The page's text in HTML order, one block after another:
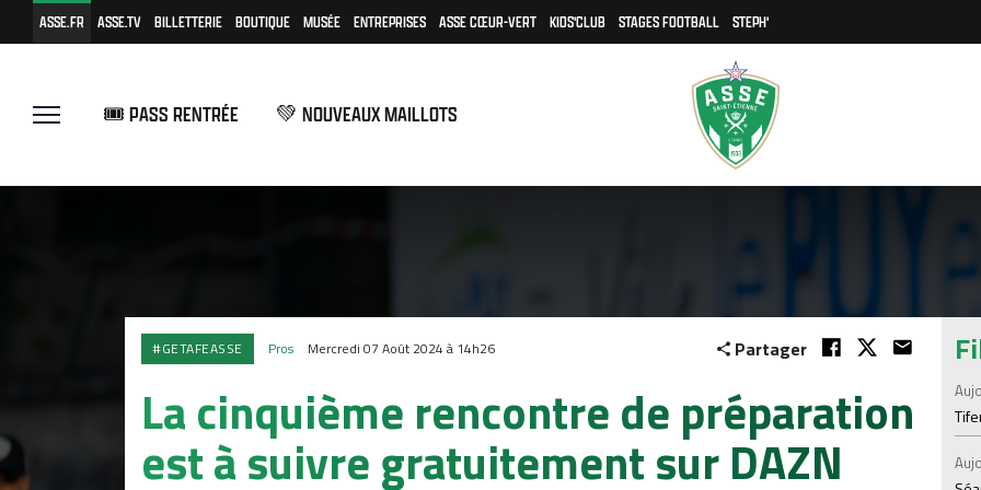
ASSE.FR ASSE.TV BILLETTERIE BOUTIQUE MUSÉE ENTREPRISES ASSE CŒUR-VERT KIDS'CLUB STAGES FOOTBALL STEPH'
🎟️ PASS RENTRÉE 💚 NOUVEAUX MAILLOTS
#GETAFEASSE Pros Mercredi 07 Août 2024 à 14h26 Partager
La cinquième rencontre de préparation
est à suivre gratuitement sur DAZN